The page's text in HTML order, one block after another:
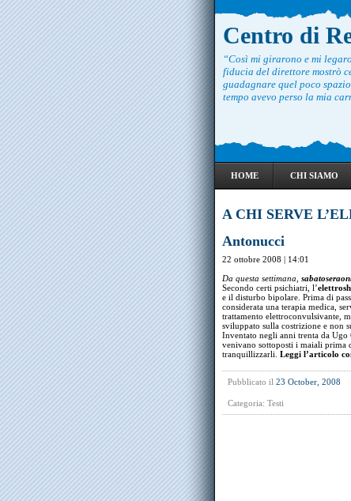
Centro di
“Così mi girarono e mi
fiducia del direttore mostrò
guadagnare quel poco
tempo avevo perso la mia
HOME CHI SIAMO
A CHI SERVE
Antonucci
22 ottobre 2008 | 14:01
Da questa settimana,
Secondo certi psichiatri, l’
e il disturbo bipolare. Prima di
considerata una terapia medica,
trattamento elettroconvulsivante,
sviluppato sulla costrizione e non
Inventato negli anni trenta da Ugo
venivano sottoposti i maiali prima
tranquillizzarli. Leggi l’articolo
Pubblicato il 23 October, 2008
Categoria: Testi